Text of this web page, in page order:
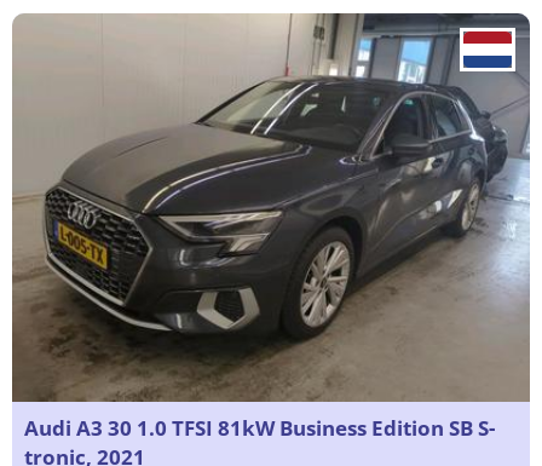
Audi A3 30 1.0 TFSI 81kW Business Edition SB S-
tronic, 2021